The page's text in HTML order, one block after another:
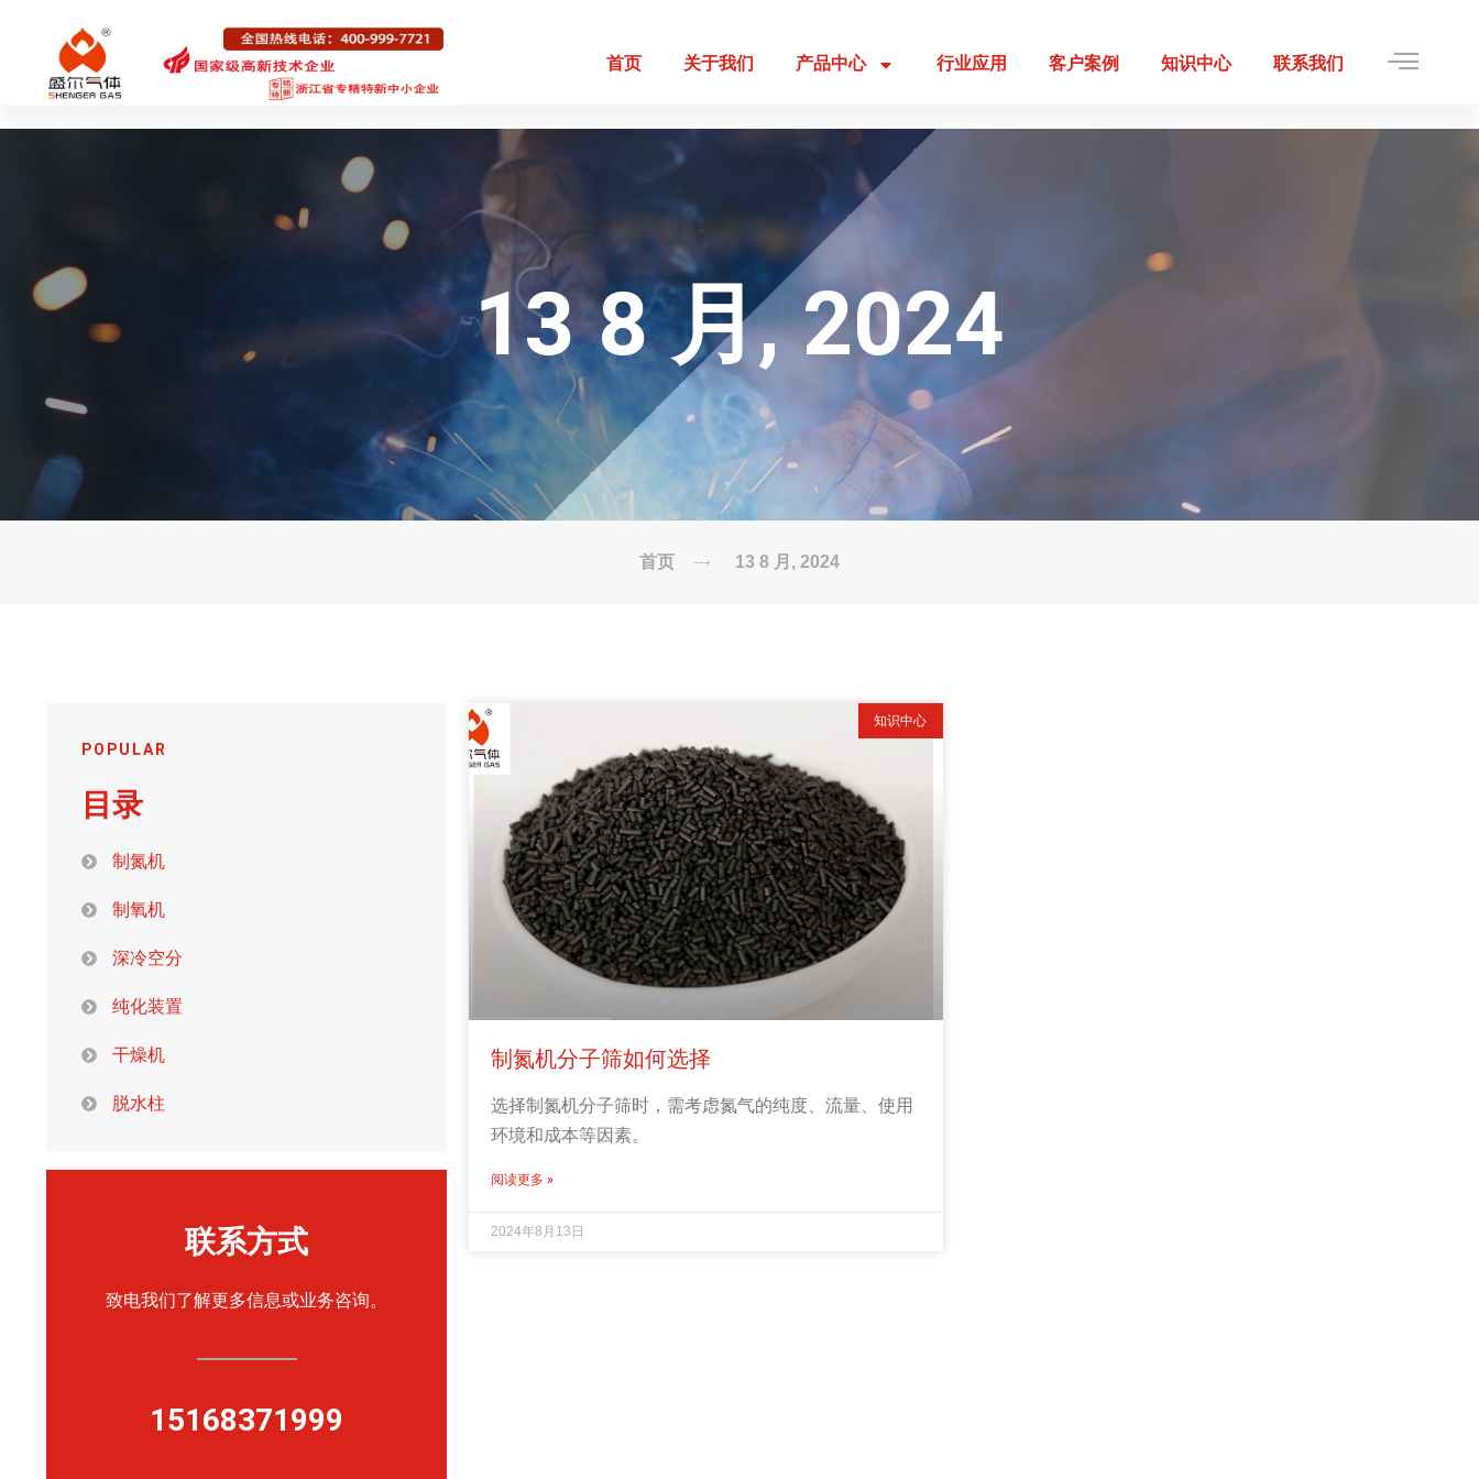
首页 关于我们 产品中心 行业应用 客户案例 知识中心 联系我们
13 8 月, 2024
首页 13 8 月, 2024
POPULAR
目录
制氮机
制氧机
深冷空分
纯化装置
干燥机
脱水柱
联系方式
致电我们了解更多信息或业务咨询。
15168371999
知识中心
制氮机分子筛如何选择
选择制氮机分子筛时，需考虑氮气的纯度、流量、使用
环境和成本等因素。
阅读更多 »
2024年8月13日